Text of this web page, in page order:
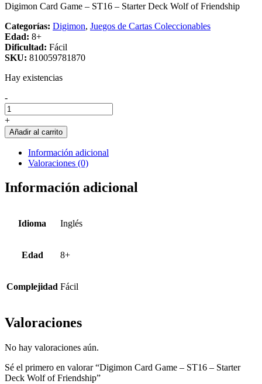
Digimon Card Game – ST16 – Starter Deck Wolf of Friendship
Categorías: Digimon, Juegos de Cartas Coleccionables
Edad: 8+
Dificultad: Fácil
SKU: 810059781870
Hay existencias
Cantidad
de
Digimon
Card
Game
ST16
Starter
Deck
Friendship
-
+
Añadir al carrito
Información adicional
Valoraciones (0)
Información adicional
Idioma Inglés
Edad 8+
Complejidad Fácil
Valoraciones
No hay valoraciones aún.
Sé el primero en valorar “Digimon Card Game – ST16 – Starter
Deck Wolf of Friendship”